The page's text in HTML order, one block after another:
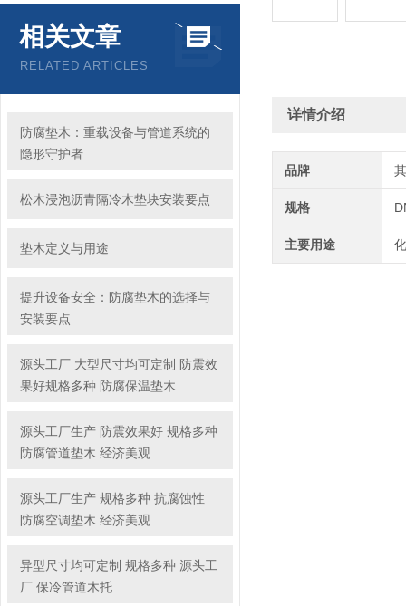
相关文章
RELATED ARTICLES
防腐垫木：重载设备与管道系统的
隐形守护者
松木浸泡沥青隔冷木垫块安装要点
垫木定义与用途
提升设备安全：防腐垫木的选择与
安装要点
源头工厂 大型尺寸均可定制 防震效
果好规格多种 防腐保温垫木
源头工厂生产 防震效果好 规格多种
防腐管道垫木 经济美观
源头工厂生产 规格多种 抗腐蚀性
防腐空调垫木 经济美观
异型尺寸均可定制 规格多种 源头工
厂 保冷管道木托
详情介绍
品牌
规格
主要用途